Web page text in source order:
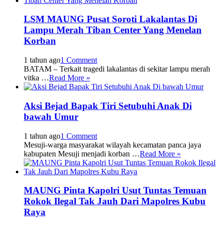
LSM MAUNG Pusat Soroti Lakalantas Di
Lampu Merah Tiban Center Yang Menelan
Korban
1 tahun ago1 Comment
BATAM – Terkait tragedi lakalantas di sekitar lampu merah
vitka …Read More »
Aksi Bejad Bapak Tiri Setubuhi Anak Di
bawah Umur
1 tahun ago1 Comment
Mesuji-warga masyarakat wilayah kecamatan panca jaya
kabupaten Mesuji menjadi korban …Read More »
MAUNG Pinta Kapolri Usut Tuntas Temuan
Rokok Ilegal Tak Jauh Dari Mapolres Kubu
Raya